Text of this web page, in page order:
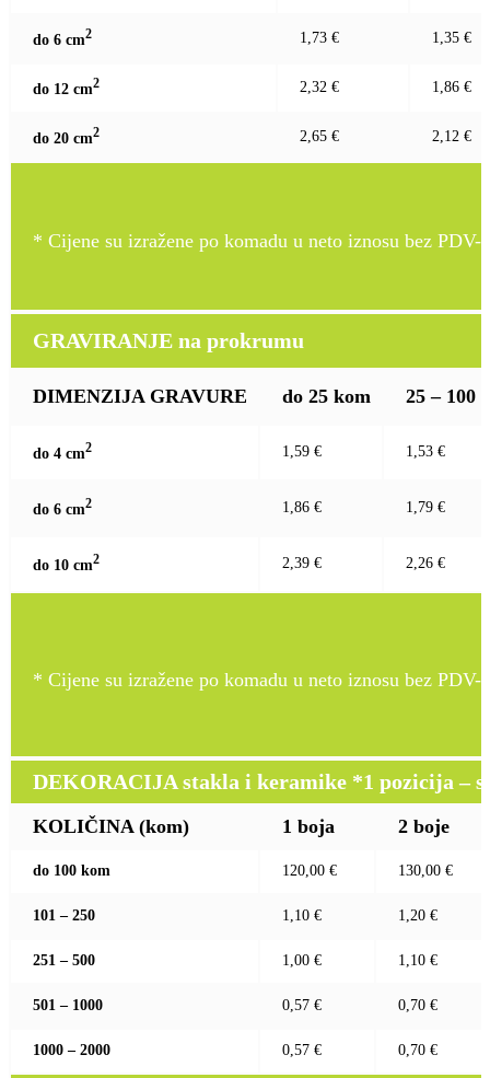
do 6 cm2 1,73 € 1,35 €
do 12 cm2 2,32 € 1,86 €
do 20 cm2 2,65 € 2,12 €
* Cijene su izražene po komadu u neto iznosu bez PDV-
GRAVIRANJE na prokrumu
DIMENZIJA GRAVURE do 25 kom 25 – 100
do 4 cm2 1,59 € 1,53 €
do 6 cm2 1,86 € 1,79 €
do 10 cm2 2,39 € 2,26 €
* Cijene su izražene po komadu u neto iznosu bez PDV-
DEKORACIJA stakla i keramike *1 pozicija –
KOLIČINA (kom) 1 boja 2 boje
do 100 kom 120,00 € 130,00 €
101 – 250 1,10 € 1,20 €
251 – 500 1,00 € 1,10 €
501 – 1000 0,57 € 0,70 €
1000 – 2000 0,57 € 0,70 €